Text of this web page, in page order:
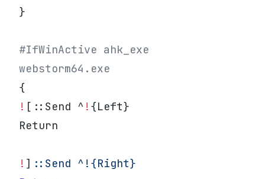
}
#IfWinActive ahk_exe
webstorm64.exe
{
! [::Send ^ ! {Left}
Return
! ] : :Send ^!{Right}